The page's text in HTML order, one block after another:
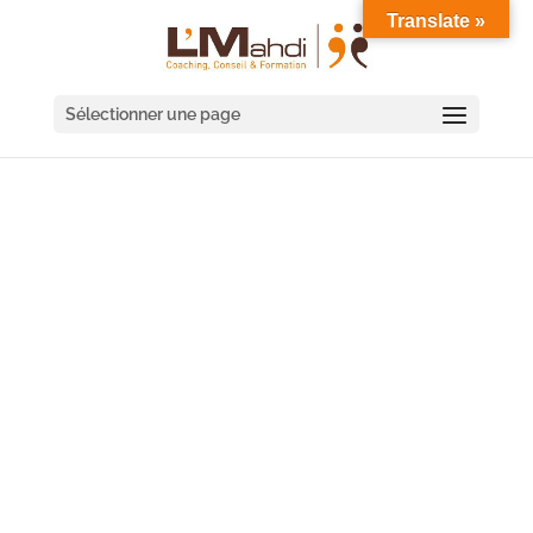
Sélectionner une page
Translate »